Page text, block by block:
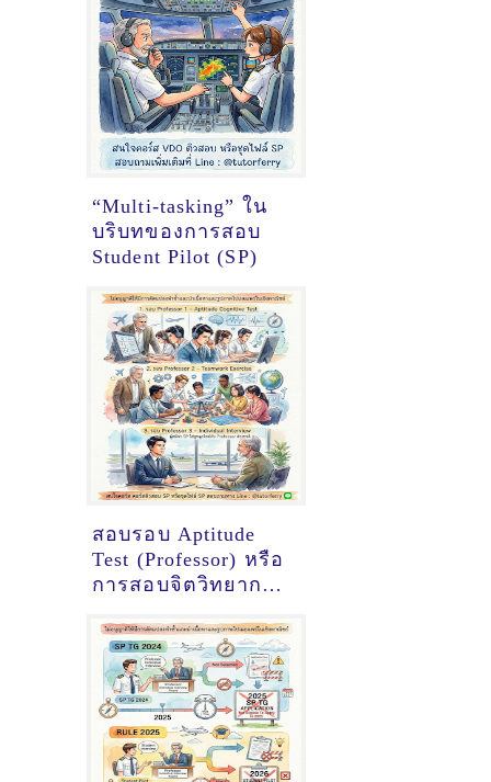
“Multi-tasking” ใน
บริบทของการสอบ
Student Pilot (SP)
สอบรอบ Aptitude
Test (Professor) หรือ
การสอบจิตวิทยาการ